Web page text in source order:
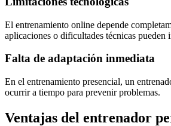
El entrenamiento online depende
aplicaciones o dificultades técnicas pueden
Falta de adaptación inmediata
En el entrenamiento presencial, un
ocurrir a tiempo para prevenir problemas.
Ventajas del entrenador